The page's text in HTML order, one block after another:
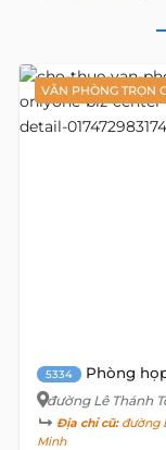
VĂN PHÒNG TRỌN
5334 Phòng
đường Lê Thánh
Địa chỉ cũ:đường
Minh